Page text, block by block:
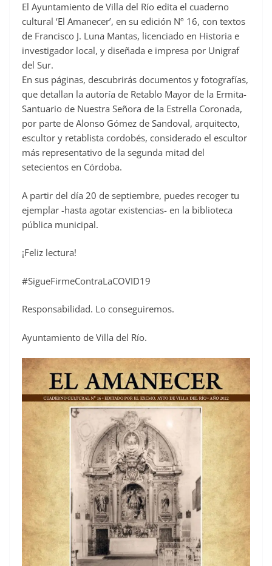
c
e
o
o
k
El Ayuntamiento de Villa del Río edita el cuaderno
cultural ‘El Amanecer’, en su edición Nº 16, con textos
de Francisco J. Luna Mantas, licenciado en Historia e
investigador local, y diseñada e impresa por Unigraf
del Sur.
En sus páginas, descubrirás documentos y fotografías,
que detallan la autoría de Retablo Mayor de la Ermita-
Santuario de Nuestra Señora de la Estrella Coronada,
por parte de Alonso Gómez de Sandoval, arquitecto,
escultor y retablista cordobés, considerado el escultor
más representativo de la segunda mitad del
setecientos en Córdoba.
A partir del día 20 de septiembre, puedes recoger tu
ejemplar -hasta agotar existencias- en la biblioteca
pública municipal.
¡Feliz lectura!
#SigueFirmeContraLaCOVID19
Responsabilidad. Lo conseguiremos.
Ayuntamiento de Villa del Río.